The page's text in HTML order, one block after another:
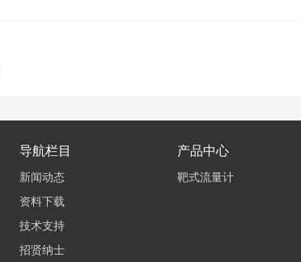
导航栏目
新闻动态
资料下载
技术支持
招贤纳士
产品中心
靶式流量计